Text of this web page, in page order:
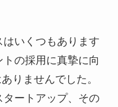
いくつもあります
の採用に真摯に向
りませんでした。
ートアップ、その